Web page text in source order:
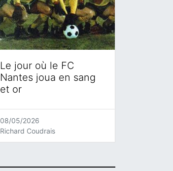
Le jour où le FC
Nantes joua en sang
et or
08/05/2026
Richard Coudrais